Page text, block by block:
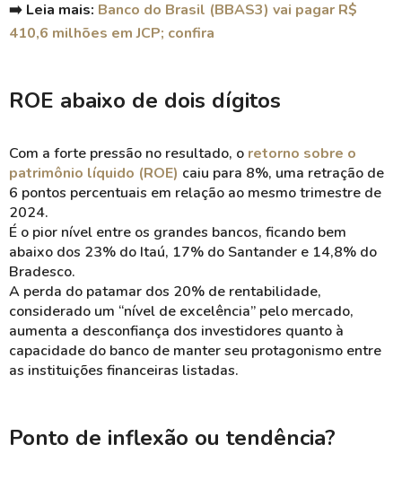
➡️ Leia mais: Banco do Brasil (BBAS3) vai pagar R$
410,6 milhões em JCP; confira
ROE abaixo de dois dígitos
Com a forte pressão no resultado, o retorno sobre o
patrimônio líquido (ROE) caiu para 8%, uma retração de
6 pontos percentuais em relação ao mesmo trimestre de
2024.
É o pior nível entre os grandes bancos, ficando bem
abaixo dos 23% do Itaú, 17% do Santander e 14,8% do
Bradesco.
A perda do patamar dos 20% de rentabilidade,
considerado um “nível de excelência” pelo mercado,
aumenta a desconfiança dos investidores quanto à
capacidade do banco de manter seu protagonismo entre
as instituições financeiras listadas.
Ponto de inflexão ou tendência?